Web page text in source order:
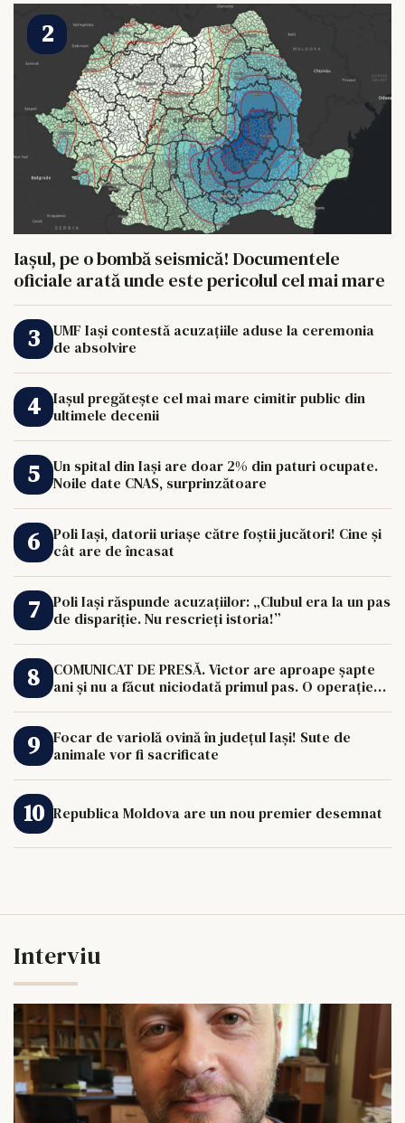
Iașul, pe o bombă seismică! Documentele
oficiale arată unde este pericolul cel mai mare
UMF Iași contestă acuzațiile aduse la ceremonia
de absolvire
Iașul pregătește cel mai mare cimitir public din
ultimele decenii
Un spital din Iași are doar 2% din paturi ocupate.
Noile date CNAS, surprinzătoare
Poli Iași, datorii uriașe către foștii jucători! Cine și
cât are de încasat
Poli Iași răspunde acuzațiilor: „Clubul era la un pas
de dispariție. Nu rescrieți istoria!”
COMUNICAT DE PRESĂ. Victor are aproape șapte
ani și nu a făcut niciodată primul pas. O operație
Focar de variolă ovină în județul Iași! Sute de
animale vor fi sacrificate
Republica Moldova are un nou premier desemnat
Interviu